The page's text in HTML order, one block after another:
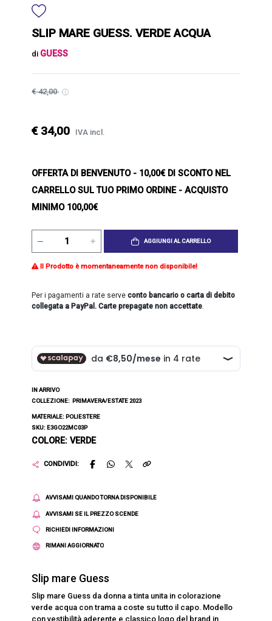
SLIP MARE GUESS. VERDE ACQUA
di GUESS
€ 42,00
€ 34,00 IVA incl.
OFFERTA DI BENVENUTO- 10,00€ DI SCONTO NEL
CARRELLO SUL TUO PRIMO ORDINE - ACQUISTO
MINIMO 100,00€
AGGIUNGI AL CARRELLO
Il Prodotto è momentaneamente non disponibile!
Per i pagamenti a rate serveconto bancario o carta di debito
collegata a PayPal. Carte prepagate non accettate.
IN ARRIVO
COLLEZIONE: PRIMAVERA/ESTATE 2023
MATERIALE: POLIESTERE
SKU: E3GO22MC03P
COLORE: VERDE
CONDIVIDI:
AVVISAMI QUANDO TORNA DISPONIBILE
AVVISAMI SE IL PREZZO SCENDE
RICHIEDI INFORMAZIONI
RIMANI AGGIORNATO
Slip mare Guess
Slip mare Guess da donna a tinta unita in colorazione
verde acqua con trama a coste su tutto il capo. Modello
con vestibilità aderente e classico logo del brand in